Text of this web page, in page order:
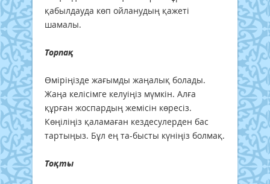
қабылдауда көп ойланудың қажеті
шамалы.
Торпақ
Өміріңізде жағымды жаңалық болады.
Жаңа келісімге келуіңіз мүмкін. Алға
құрған жоспардың жемісін көресіз.
Көңіліңіз қаламаған кездесулерден бас
тартыңыз. Бұл ең та-бысты күніңіз болмақ.
Тоқты